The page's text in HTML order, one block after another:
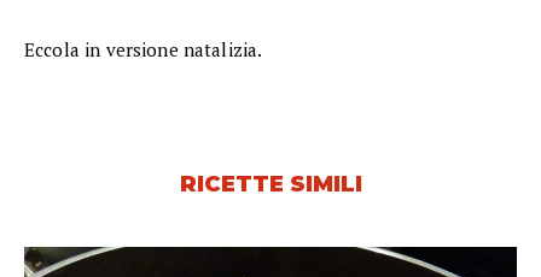
Eccola in versione natalizia.
RICETTE SIMILI